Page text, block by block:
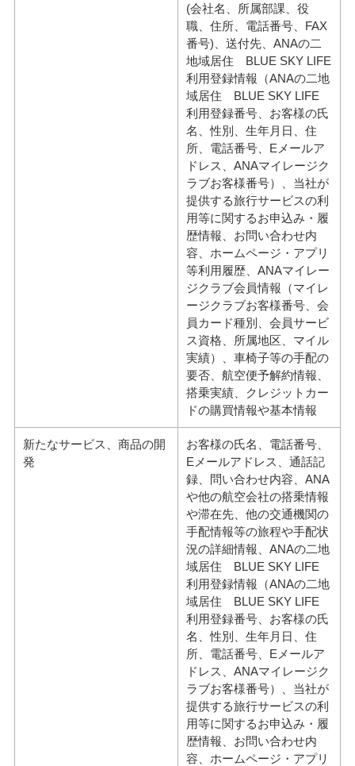
(会社名、所属部課、役
職、住所、電話番号、FAX
番号)、送付先、ANAの二
地域居住 BLUE SKY LIFE
利用登録情報（ANAの二地
域居住 BLUE SKY LIFE
利用登録番号、お客様の氏
名、性別、生年月日、住
所、電話番号、Eメールア
ドレス、ANAマイレージク
ラブお客様番号）、当社が
提供する旅行サービスの利
用等に関するお申込み・履
歴情報、お問い合わせ内
容、ホームページ・アプリ
等利用履歴、ANAマイレー
ジクラブ会員情報（マイレ
ージクラブお客様番号、会
員カード種別、会員サービ
ス資格、所属地区、マイル
実績）、車椅子等の手配の
要否、航空便予解約情報、
搭乗実績、クレジットカー
ドの購買情報や基本情報
新たなサービス、商品の開
発
お客様の氏名、電話番号、
Eメールアドレス、通話記
録、問い合わせ内容、ANA
や他の航空会社の搭乗情報
や滞在先、他の交通機関の
手配情報等の旅程や手配状
況の詳細情報、ANAの二地
域居住 BLUE SKY LIFE
利用登録情報（ANAの二地
域居住 BLUE SKY LIFE
利用登録番号、お客様の氏
名、性別、生年月日、住
所、電話番号、Eメールア
ドレス、ANAマイレージク
ラブお客様番号）、当社が
提供する旅行サービスの利
用等に関するお申込み・履
歴情報、お問い合わせ内
容、ホームページ・アプリ